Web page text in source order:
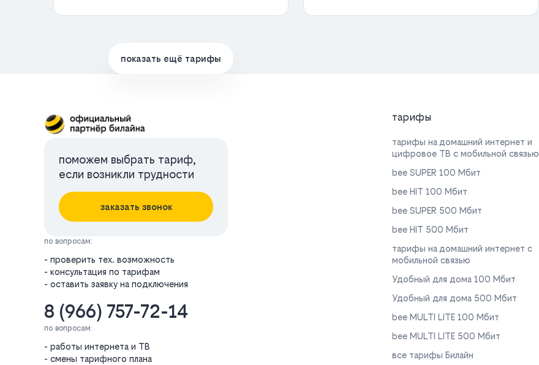
показать ещё тарифы
поможем выбрать тариф,
если возникли трудности
заказать звонок
по вопросам:
- проверить тех. возможность
- консультация по тарифам
- оставить заявку на подключения
8 (966) 757-72-14
по вопросам:
- работы интернета и ТВ
- смены тарифного плана
тарифы
тарифы на домашний интернет и
цифровое ТВ с мобильной связью
bee SUPER 100 Мбит
bee HIT 100 Мбит
bee SUPER 500 Мбит
bee HIT 500 Мбит
тарифы на домашний интернет с
мобильной связью
Удобный для дома 100 Мбит
Удобный для дома 500 Мбит
bee MULTI LITE 100 Мбит
bee MULTI LITE 500 Мбит
все тарифы Билайн